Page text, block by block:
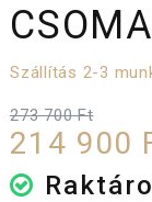
Szállítás 2-3
273 700 Ft
214 900